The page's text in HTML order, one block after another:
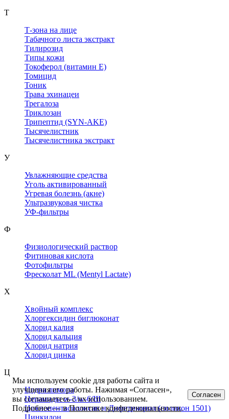
Т
Т-зона на лице
Табачного листа экстракт
Тилирозид
Типы кожи
Токоферол (витамин Е)
Томицид
Тоник
Трава эхинацеи
Трегалоза
Триклозан
Трипептид (SYN-AKE)
Тысячелистник
Тысячелистника экстракт
У
Увлажняющие средства
Уголь активированный
Угревая болезнь (акне)
Ультразвуковая чистка
УФ-фильтры
Ф
Физиологический раствор
Фитиновая кислота
Фотофильтры
Фресколат ML (Mentyl Lactate)
Х
Хвойный комплекс
Хлоргексидин биглюконат
Хлорид калия
Хлорид кальция
Хлорид натрия
Хлорид цинка
Ц
Цедра лимона
Церамиды w-3/w-6/III
Циклопентасилоксан и Диметиконол (силикон 1501)
Цинкидон
Мы используем cookie для работы сайта и
улучшения его работы. Нажимая «Согласен»,
вы соглашаетесь с их использованием.
Подробнее — вПолитике конфиденциальности.
Согласен